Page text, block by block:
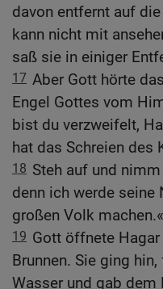
davon entfernt auf
kann nicht mit
saß sie in einiger
17 Aber Gott hörte
Engel Gottes vom
bist du verzweifelt,
hat das Schreien des
18 Steh auf und
denn ich werde seine
großen Volk machen.«
19 Gott öffnete
Brunnen. Sie ging
Wasser und gab dem